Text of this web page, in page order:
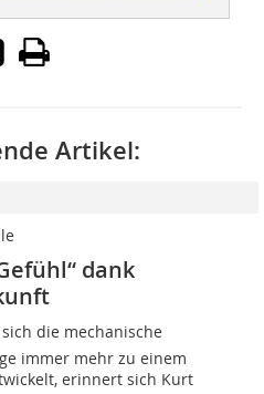
Artikel:
dank
sich die mechanische
immer mehr zu einem
erinnert sich Kurt